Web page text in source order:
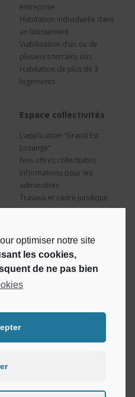
optimiser notre site
les cookies,
de ne pas bien
entreprise
Habitation individuelle dans
un lotissement
Viabilisation d’un ou de
plusieurs terrains nus
Habitation de plus de 3
logements
Espace collectivités
L’application “Grand Est
Losange”
Nos offres collectivités
Informations pour les
administrés
Travaux et cadre juridique
Nos services
Réseaux sociaux